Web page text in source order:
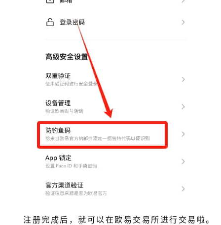
注册完成后，就可以在欧易交易所进行交易啦。